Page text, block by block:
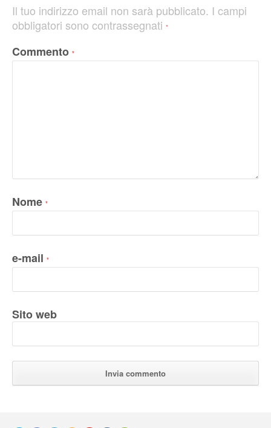
Il tuo indirizzo email non sarà pubblicato. I campi
obbligatori sono contrassegnati *
Commento *
Nome *
e-mail *
Sito web